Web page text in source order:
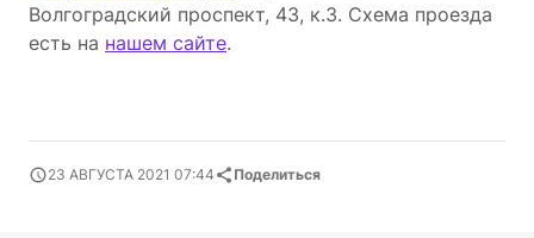
Волгоградский проспект, 43, к.3. Схема проезда
есть на нашем сайте.
23 АВГУСТА 2021 07:44 Поделиться